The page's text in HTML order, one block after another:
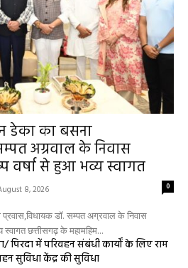
डेका का बसना
अग्रवाल के निवास
वर्षा से हुआ भव्य स्वागत
8, 2026 0
डॉ. सम्पत अग्रवाल के निवास
स्वागत छत्तीसगढ़ के महामहिम...
पिरदा में परिवहन संबंधी कार्यों के लिए राम
सुविधा केंद्र की सुविधा